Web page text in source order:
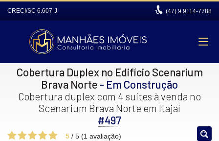
CRECI/SC 6.607-J (47) 9.9114-7788
Cobertura Duplex no Edifício Scenarium
Brava Norte - Em Construção
Cobertura duplex com 4 suítes à venda no
Scenarium Brava Norte em Itajaí
#497
5 / 5 (1 avaliação)